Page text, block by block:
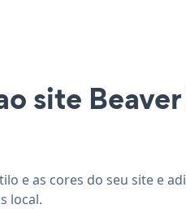
site
e as cores do seu site e
local.